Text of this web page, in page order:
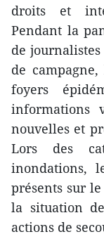
droits et
Pendant la
de
de
foyers
informations
nouvelles et
Lors des
inondations,
présents sur
la situation
actions de